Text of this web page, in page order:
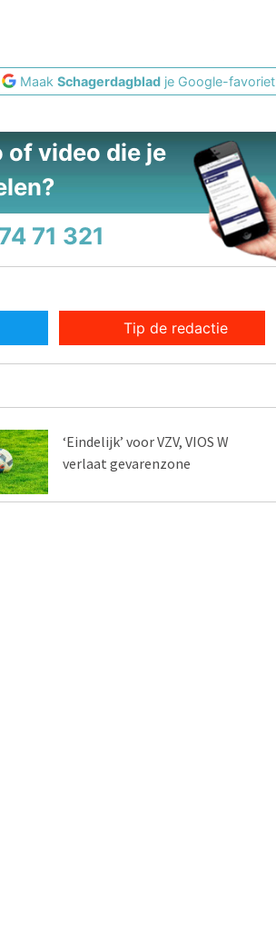
MaakSchagerdagblad je Google-favoriet
of video die je
71 321
Tip de redactie
‘Eindelijk’ voor VZV, VIOS W
verlaat gevarenzone